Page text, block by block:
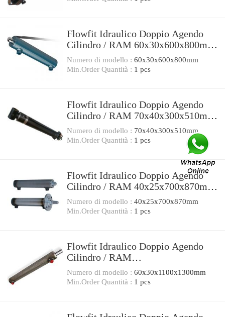
Flowfit Idraulico Doppio Agendo
Cilindro / RAM 60x30x600x800mm
703/6
Numero di modello : 60x30x600x800mm
Min.Order Quantità : 1 pcs
Flowfit Idraulico Doppio Agendo
Cilindro / RAM 70x40x300x510mm
704/3
Numero di modello : 70x40x300x510mm
Min.Order Quantità : 1 pcs
Flowfit Idraulico Doppio Agendo
Cilindro / RAM 40x25x700x870mm
701/700
Numero di modello : 40x25x700x870mm
Min.Order Quantità : 1 pcs
Flowfit Idraulico Doppio Agendo
Cilindro / RAM
60x30x1100x1300mm 703/1100
Numero di modello : 60x30x1100x1300mm
Min.Order Quantità : 1 pcs